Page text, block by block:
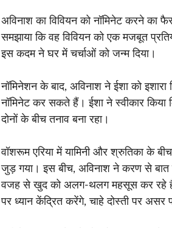
अविनाश का विवियन को नॉमिनेट करने का
समझाया कि वह विवियन को एक मजबूत
इस कदम ने घर में चर्चाओं को जन्म दिया।
नॉमिनेशन के बाद, अविनाश ने ईशा को
नॉमिनेट कर सकते हैं। ईशा ने स्वीकार
दोनों के बीच तनाव बना रहा।
वॉशरूम एरिया में यामिनी और श्रुतिका के
जुड़ गया। इस बीच, अविनाश ने करण से बात
वजह से खुद को अलग-थलग महसूस कर रहे
पर ध्यान केंद्रित करेंगे, चाहे दोस्ती पर असर